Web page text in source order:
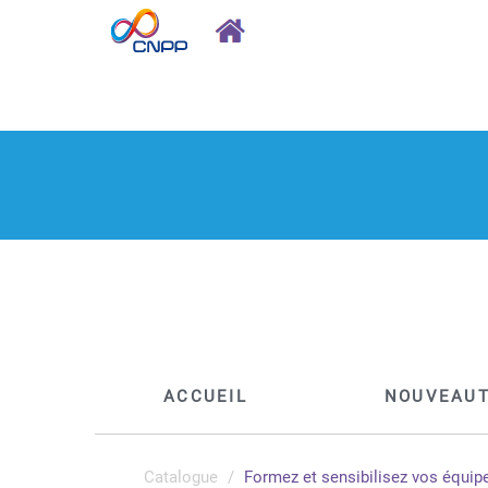
ACCUEIL
Catalogue Formez et sensibilisez vos